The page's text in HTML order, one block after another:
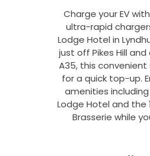
Charge your EV
ultra-rapid
Lodge Hotel in
just off Pikes Hill
A35, this
for a quick top-up.
amenities
Lodge Hotel and the
Brasserie while